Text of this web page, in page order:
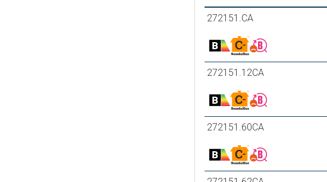
272151.CA
272151.12CA
272151.60CA